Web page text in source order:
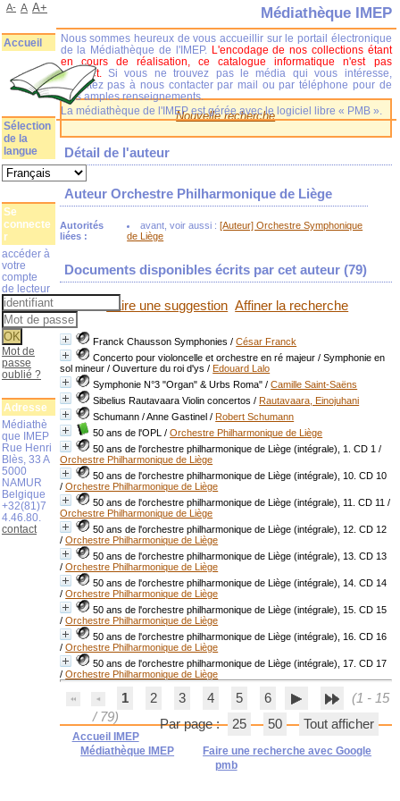
Nouvelle recherche
Détail de l'auteur
Auteur Orchestre Philharmonique de Liège
Autorités
liées :
avant, voir aussi :[Auteur] Orchestre Symphonique
de Liège
Documents disponibles écrits par cet auteur (79)
Faire une suggestion Affiner la recherche
Franck Chausson Symphonies /César Franck
Concerto pour violoncelle et orchestre en ré majeur / Symphonie en
sol mineur / Ouverture du roi d'ys /Edouard Lalo
Symphonie N°3 "Organ" & Urbs Roma" /Camille Saint-Saëns
Sibelius Rautavaara Violin concertos /Rautavaara, Einojuhani
Schumann / Anne Gastinel /Robert Schumann
50 ans de l'OPL /Orchestre Philharmonique de Liège
50 ans de l'orchestre philharmonique de Liège (intégrale), 1. CD 1 /
Orchestre Philharmonique de Liège
50 ans de l'orchestre philharmonique de Liège (intégrale), 10. CD 10
/Orchestre Philharmonique de Liège
50 ans de l'orchestre philharmonique de Liège (intégrale), 11. CD 11 /
Orchestre Philharmonique de Liège
50 ans de l'orchestre philharmonique de Liège (intégrale), 12. CD 12
/Orchestre Philharmonique de Liège
50 ans de l'orchestre philharmonique de Liège (intégrale), 13. CD 13
/Orchestre Philharmonique de Liège
50 ans de l'orchestre philharmonique de Liège (intégrale), 14. CD 14
/Orchestre Philharmonique de Liège
50 ans de l'orchestre philharmonique de Liège (intégrale), 15. CD 15
/Orchestre Philharmonique de Liège
50 ans de l'orchestre philharmonique de Liège (intégrale), 16. CD 16
/Orchestre Philharmonique de Liège
50 ans de l'orchestre philharmonique de Liège (intégrale), 17. CD 17
/Orchestre Philharmonique de Liège
1 2 3 4 5 6
(1 - 15
/ 79)
Par page : 25 50 Tout afficher
Accueil IMEP
Médiathèque IMEP
Faire une recherche avec Google
pmb
Médiathèque IMEP
Nous sommes heureux de vous accueillir sur le portail électronique
de la Médiathèque de l'IMEP. L'encodage de nos collections étant
en cours de réalisation, ce catalogue informatique n'est pas
complet.
Si vous ne trouvez pas le média qui vous intéresse,
n'hésitez pas à nous contacter par mail ou par téléphone pour de
plus amples renseignements.
La médiathèque de l'IMEP est gérée avec le logiciel libre « PMB ».
A- A A+
Accueil
Sélection
de la
langue
Se
connecte
r
accéder à
votre
compte
de lecteur
Mot de
passe
oublié ?
Adresse
Médiathè
que IMEP
Rue Henri
Blès, 33 A
5000
NAMUR
Belgique
+32(81)7
4.46.80.
contact